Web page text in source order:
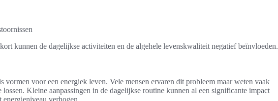
kunnen de dagelijkse activiteiten en de algehele levenskwaliteit negatief beïnvloeden.
vormen voor een energiek leven. Vele mensen ervaren dit probleem maar weten vaak
Kleine aanpassingen in de dagelijkse routine kunnen al een significante impact
energieniveau verhogen.